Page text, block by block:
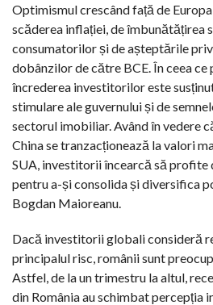
Optimismul crescând față de
scăderea inflației, de îmbunătățirea
consumatorilor și de așteptările
dobânzilor de către BCE. În ceea ce
încrederea investitorilor este
stimulare ale guvernului și de
sectorul imobiliar. Având în vedere
China se tranzacționează la valori
SUA, investitorii încearcă să profite
pentru a-și consolida și diversifica
Bogdan Maioreanu.
Dacă investitorii globali consideră
principalul risc, românii sunt
Astfel, de la un trimestru la altul,
din România au schimbat